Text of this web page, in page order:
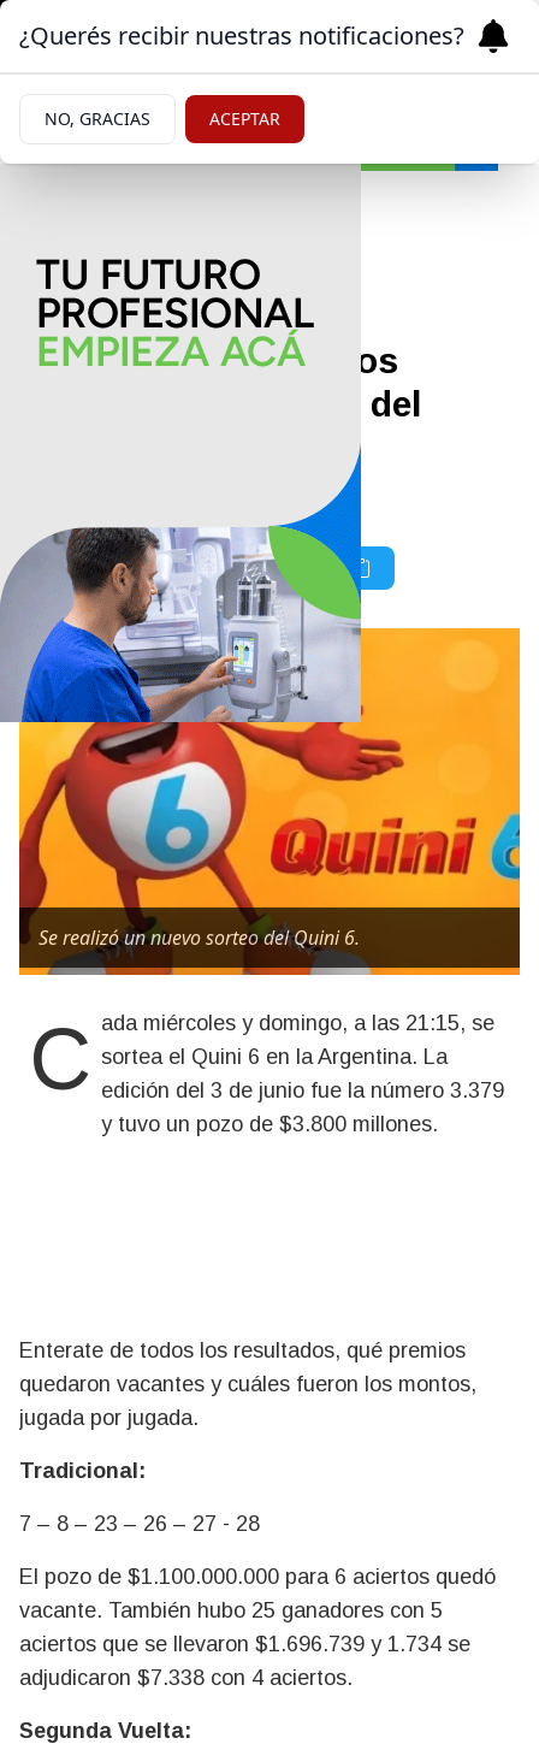
Sociedad
04/06/2026
Mirá cuáles fueron los
números ganadores del
Se realizó un nuevo sorteo del Quini 6.
Cada miércoles y domingo, a las 21:15, se sortea el Quini 6 en la Argentina. La
edición del 3 de junio fue la número 3.379
y tuvo un pozo de $3.800 millones.
Enterate de todos los resultados, qué premios
quedaron vacantes y cuáles fueron los montos,
jugada por jugada.
Tradicional:
7 – 8 – 23 – 26 – 27 - 28
El pozo de $1.100.000.000 para 6 aciertos quedó
vacante. También hubo 25 ganadores con 5
aciertos que se llevaron $1.696.739 y 1.734 se
adjudicaron $7.338 con 4 aciertos.
Segunda Vuelta:
¿Querés recibir nuestras notificaciones?
NO, GRACIAS ACEPTAR